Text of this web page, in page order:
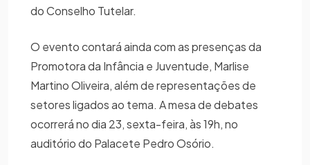
do Conselho Tutelar.
O evento contará ainda com as presenças da
Promotora da Infância e Juventude, Marlise
Martino Oliveira, além de representações de
setores ligados ao tema. A mesa de debates
ocorrerá no dia 23, sexta-feira, às 19h, no
auditório do Palacete Pedro Osório.